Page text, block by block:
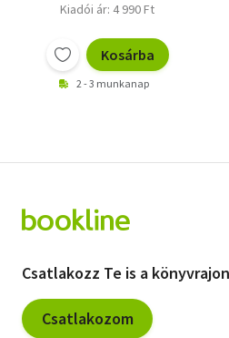
Kiadói ár: 4 990 Ft
Kosárba
2 - 3 munkanap
Csatlakozz Te is a
Csatlakozom